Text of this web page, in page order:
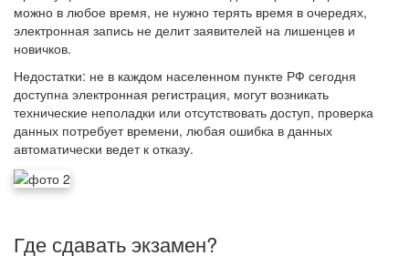
можно в любое время, не нужно терять время в очередях,
электронная запись не делит заявителей на лишенцев и
новичков.
Недостатки: не в каждом населенном пункте РФ сегодня
доступна электронная регистрация, могут возникать
технические неполадки или отсутствовать доступ, проверка
данных потребует времени, любая ошибка в данных
автоматически ведет к отказу.
Где сдавать экзамен?